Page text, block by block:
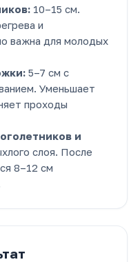
10–15 см.
и
важна для молодых
5–7 см с
Уменьшает
проходы
и
слоя. После
8–12 см